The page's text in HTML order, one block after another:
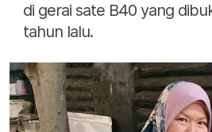
di gerai sate B40 yang
tahun lalu.